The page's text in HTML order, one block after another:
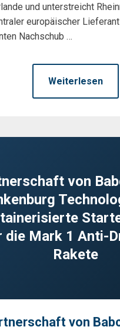
und unterstreicht
europäischer
Nachschub …
Weiterlesen
von
die Mark 1 Anti-
Rakete
von